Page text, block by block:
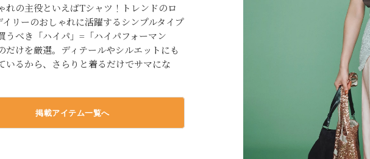
れの主役といえばTシャツ！トレンドのロ
イリーのおしゃれに活躍するシンプルタイプ
うべき「ハイパ」=「ハイパフォーマン
だけを厳選。ディテールやシルエットにも
いるから、さらりと着るだけでサマにな
掲載アイテム一覧へ